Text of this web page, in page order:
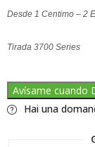
Desde 1 Centimo – 2
Tirada 3700 Series
Avísame cuando
Hai una